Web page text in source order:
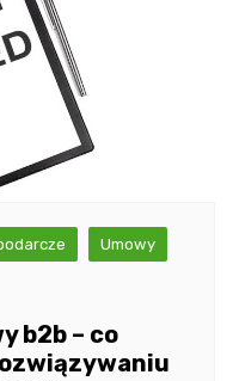
Umowy
b2b – co